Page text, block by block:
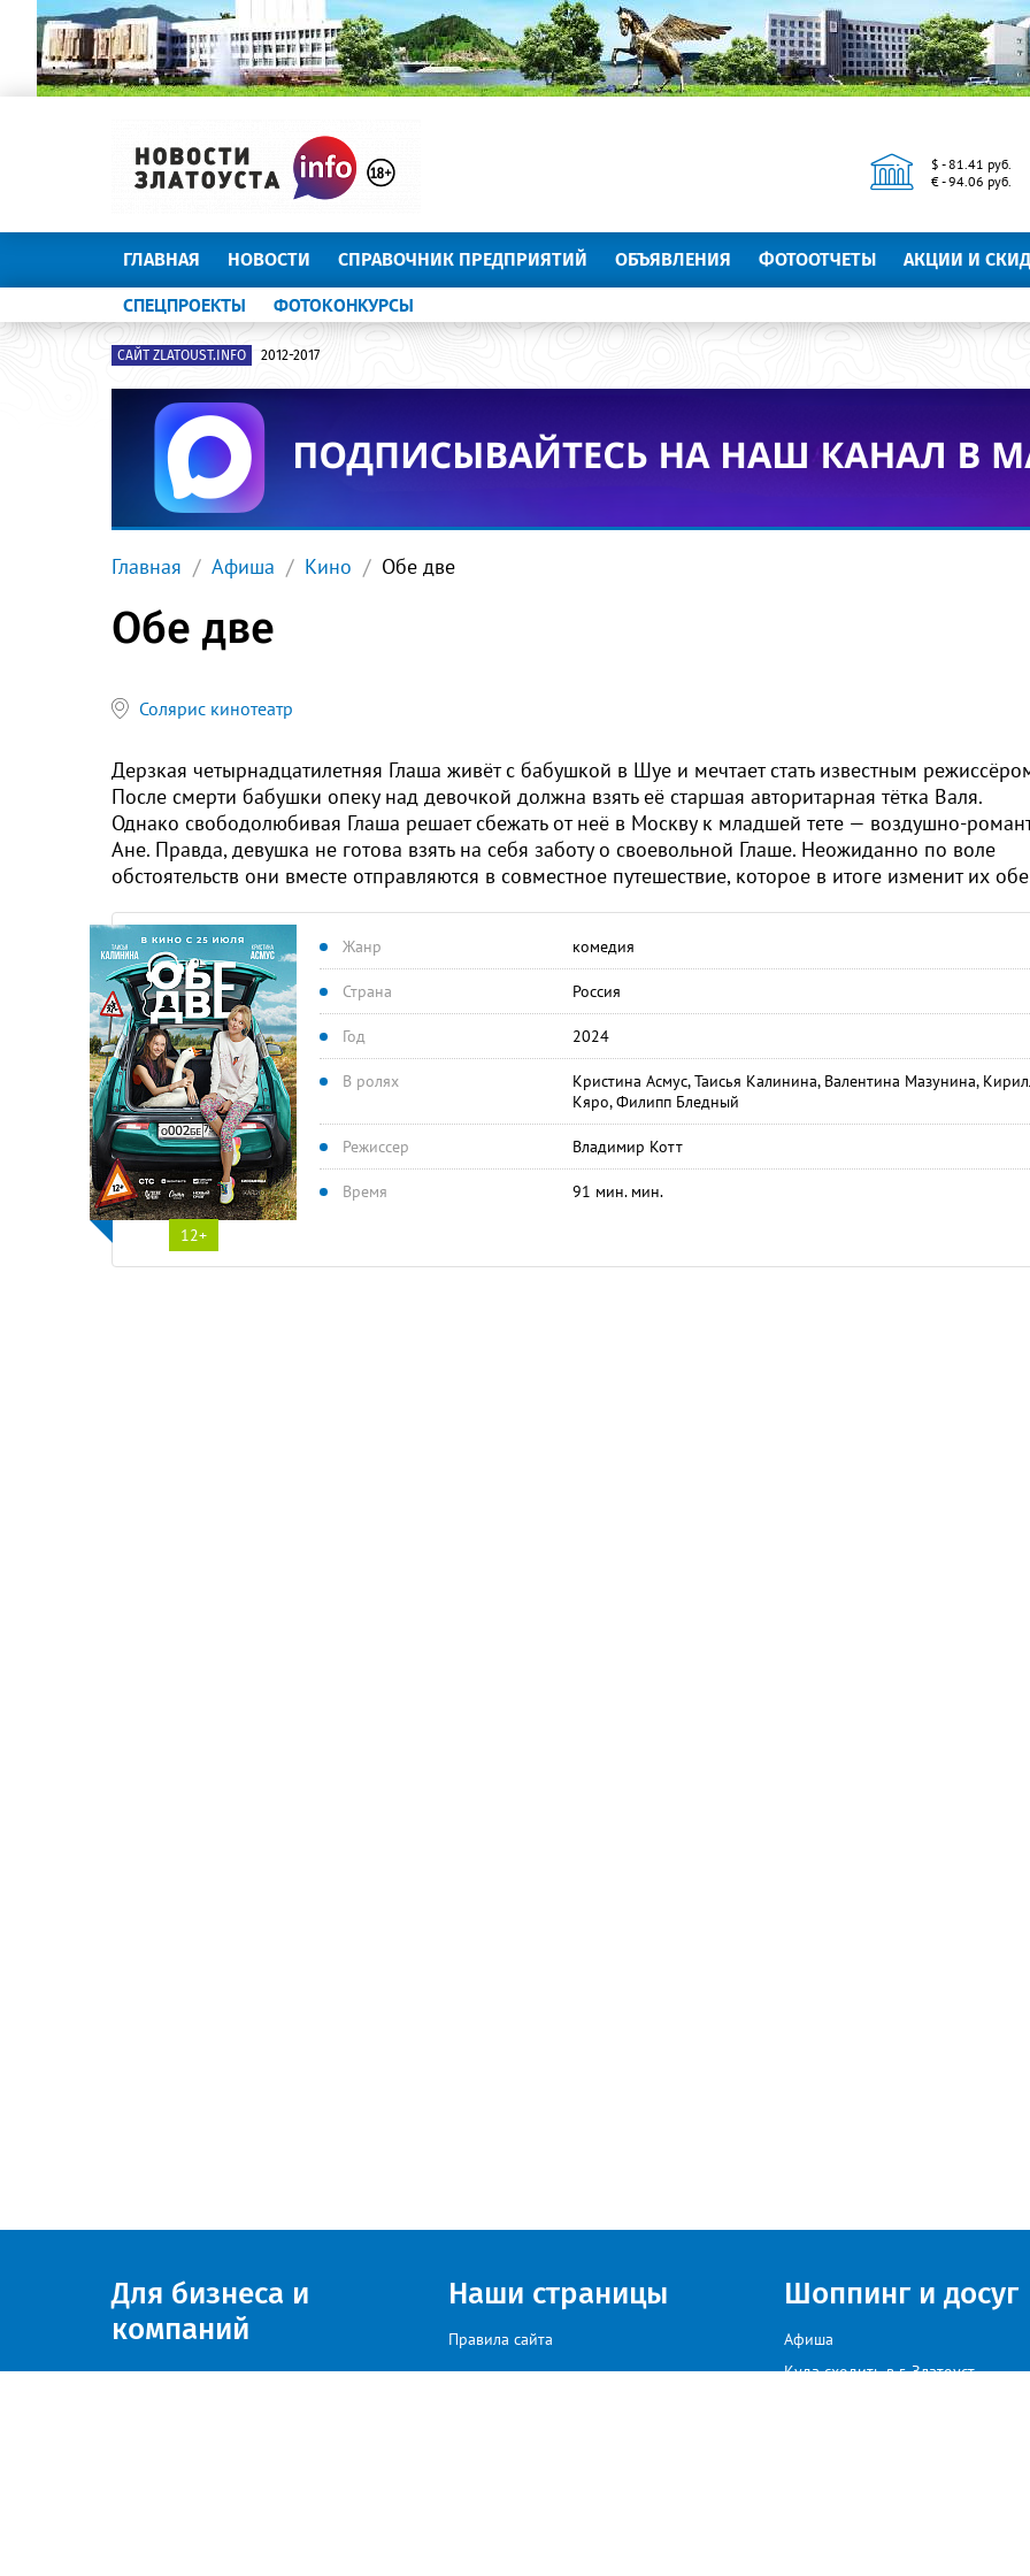
$ - 81.41 руб.
€ - 94.06 руб.
ГЛАВНАЯ НОВОСТИ СПРАВОЧНИК ПРЕДПРИЯТИЙ ОБЪЯВЛЕНИЯ ФОТООТЧЕТЫ АКЦИИ И
СПЕЦПРОЕКТЫ ФОТОКОНКУРСЫ
САЙТ ZLATOUST.INFO 2012-2017
Главная Афиша Кино Обе две
Обе две
Солярис кинотеатр
Дерзкая четырнадцатилетняя Глаша живёт с бабушкой в Шуе и мечтает стать известным
После смерти бабушки опеку над девочкой должна взять её старшая авторитарная тётка Валя.
Однако свободолюбивая Глаша решает сбежать от неё в Москву к младшей тете — воздушно-
Ане. Правда, девушка не готова взять на себя заботу о своевольной Глаше. Неожиданно по воле
обстоятельств они вместе отправляются в совместное путешествие, которое в итоге изменит их
12+
Жанр комедия
Страна Россия
Год 2024
В ролях
Кристина Асмус, Таисья Калинина, Валентина Мазунина,
Кяро, Филипп Бледный
Режиссер Владимир Котт
Время 91 мин. мин.
Для бизнеса и
компаний
Наши страницы
Правила сайта
Шоппинг и досуг
Афиша
Куда сходить в г. Златоуст